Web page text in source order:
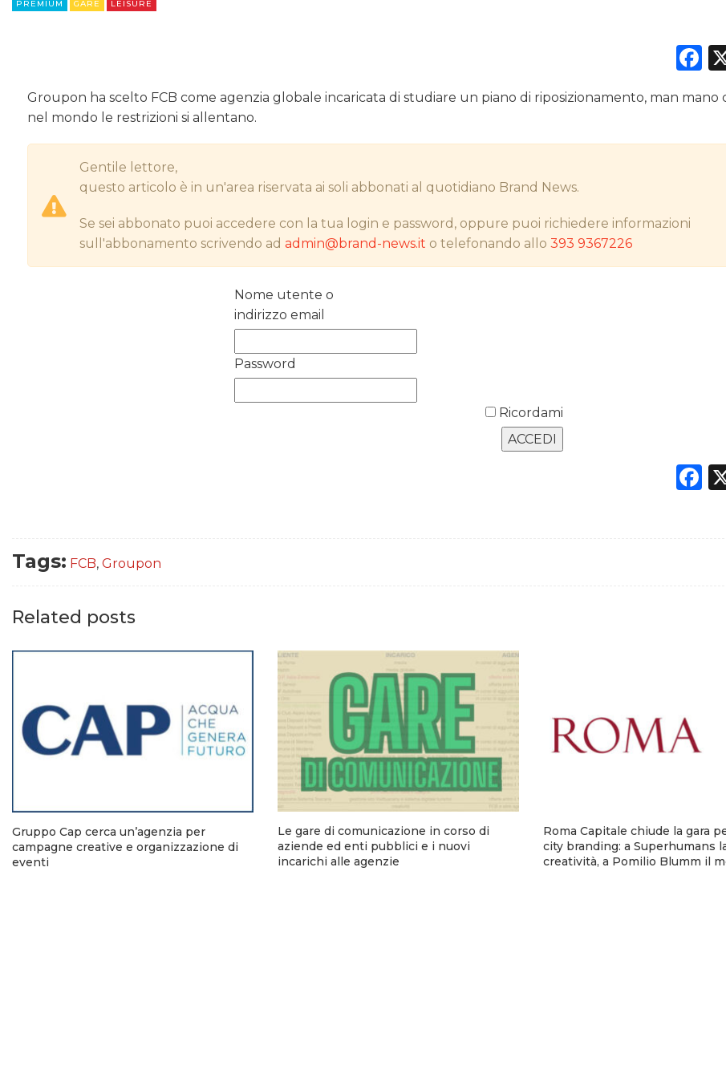
NORMATIVE
TREND
PREMIUM GARE LEISURE
Groupon ha scelto FCB come agenzia globale incaricata di studiare un piano di riposizionamento, man mano
nel mondo le restrizioni si allentano.
Gentile lettore,
questo articolo è in un'area riservata ai soli abbonati al quotidiano Brand News.
Se sei abbonato puoi accedere con la tua login e password, oppure puoi richiedere informazioni
sull'abbonamento scrivendo adadmin@brand-news.it o telefonando allo393 9367226
Nome utente o
indirizzo email
Password
Ricordami
Tags: FCB, Groupon
Related posts
Gruppo Cap cerca un’agenzia per
campagne creative e organizzazione di
eventi
Le gare di comunicazione in corso di
aziende ed enti pubblici e i nuovi
incarichi alle agenzie
Roma Capitale chiude la gara
city branding: a Superhumans
creatività, a Pomilio Blumm il